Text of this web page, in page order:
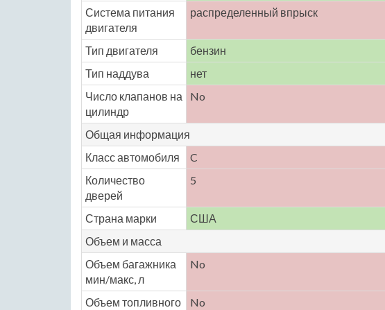
Система питания
двигателя
распределенный впрыск
Тип двигателя бензин
Тип наддува
нет
Число клапанов на
цилиндр
No
Общая информация
Класс автомобиля
C
Количество
дверей
5
Страна марки США
Объем и масса
Объем багажника
мин/макс, л
No
Объем топливного
No